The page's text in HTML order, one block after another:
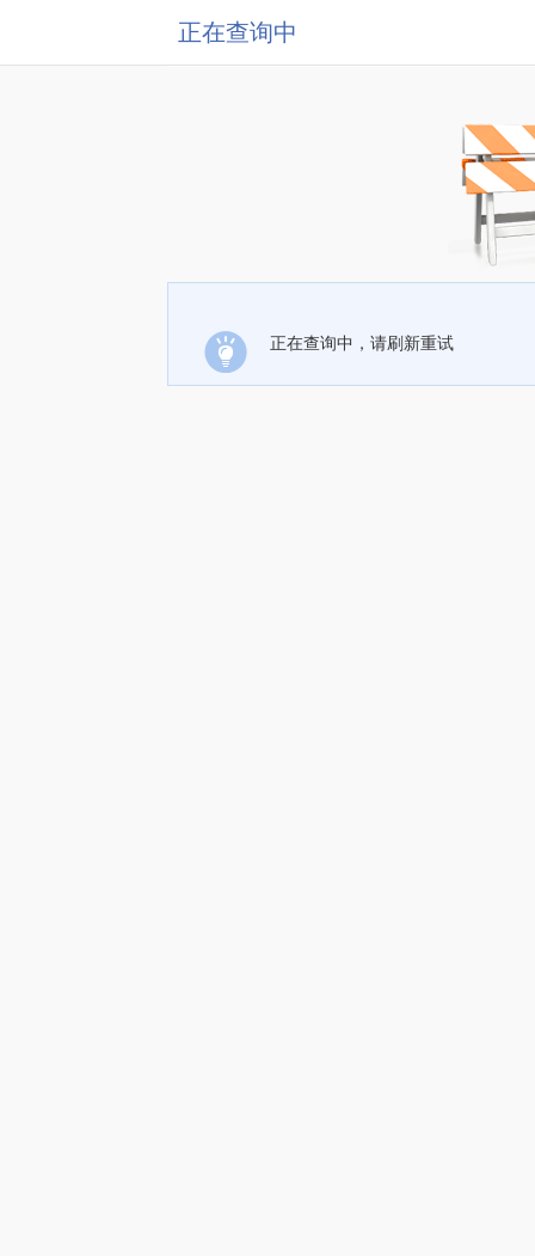
正在查询中
正在查询中，请刷新重试